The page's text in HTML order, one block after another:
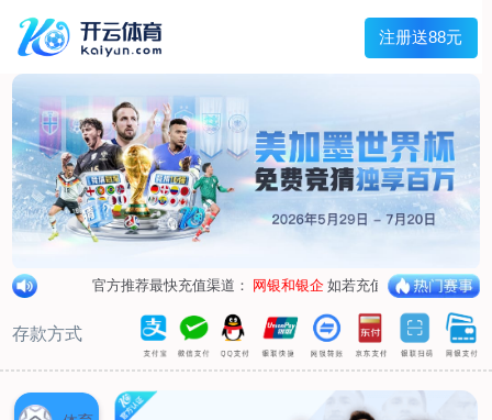
Menu
网站首页
关于我们
产品中心
荣誉资质
厂区设备
人才招聘
新闻中心
销售网点